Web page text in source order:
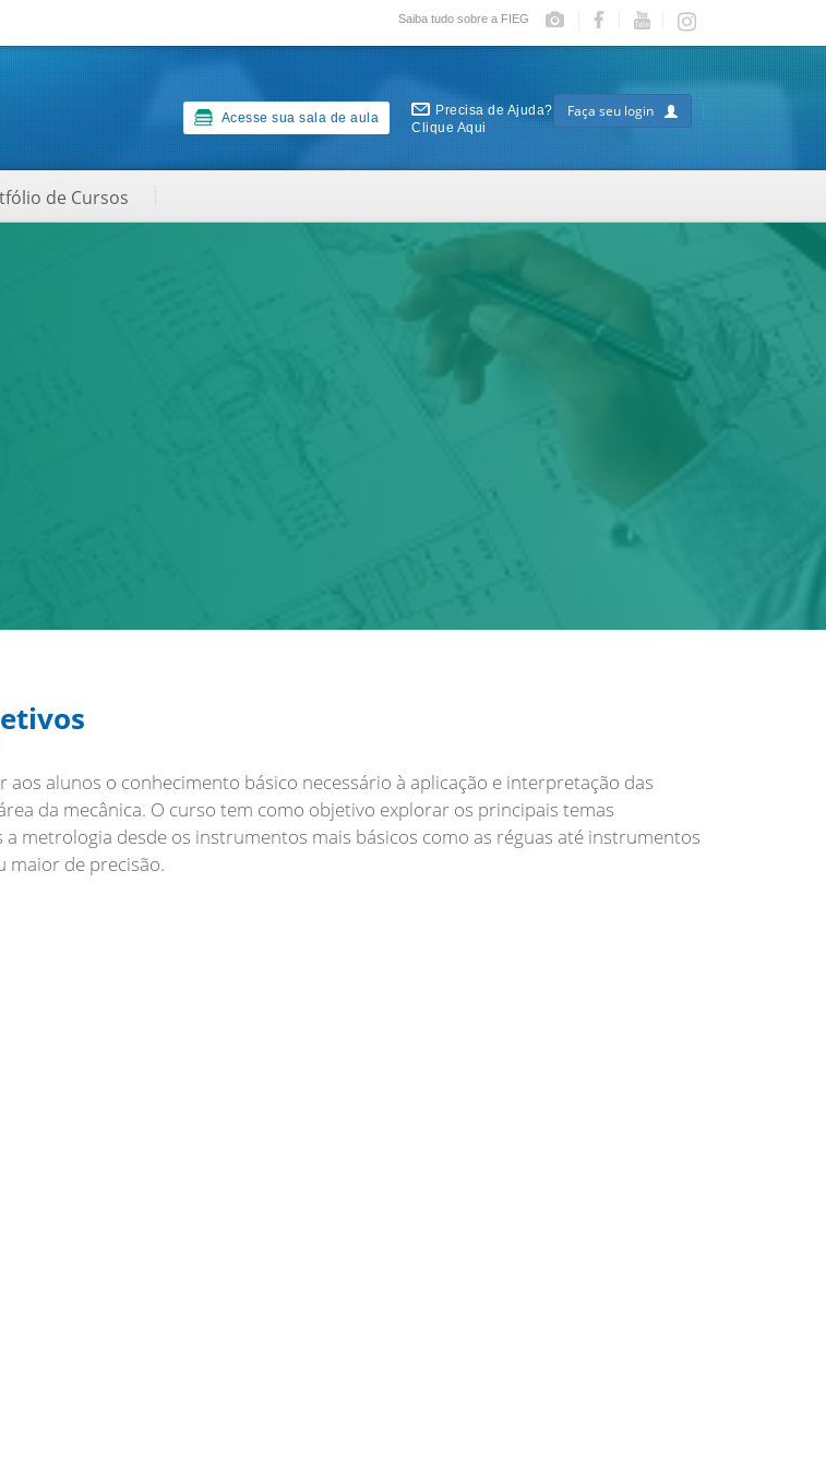
Saiba tudo sobre a FIEG
Acesse sua sala de aula
Precisa de Ajuda?
Clique Aqui
Faça seu login
de Cursos
aos alunos o conhecimento básico necessário à aplicação e interpretação das
da mecânica. O curso tem como objetivo explorar os principais temas
a metrologia desde os instrumentos mais básicos como as réguas até instrumentos
maior de precisão.